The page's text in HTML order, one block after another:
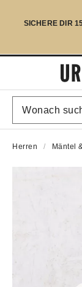
SICHERE DIR
Herren Mäntel